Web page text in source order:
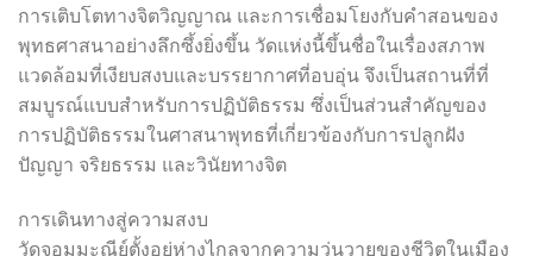
การเติบโตทางจิตวิญญาณ และการเชื่อมโยงกับคำสอนของ
พุทธศาสนาอย่างลึกซึ้งยิ่งขึ้น วัดแห่งนี้ขึ้นชื่อในเรื่องสภาพ
แวดล้อมที่เงียบสงบและบรรยากาศที่อบอุ่น จึงเป็นสถานที่ที่
สมบูรณ์แบบสำหรับการปฏิบัติธรรม ซึ่งเป็นส่วนสำคัญของ
การปฏิบัติธรรมในศาสนาพุทธที่เกี่ยวข้องกับการปลูกฝัง
ปัญญา จริยธรรม และวินัยทางจิต
การเดินทางสู่ความสงบ
วัดจอมมะณีย์ตั้งอยู่ห่างไกลจากความวุ่นวายของชีวิตในเมือง